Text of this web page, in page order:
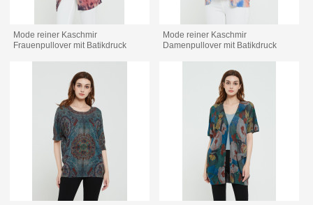
Mode reiner Kaschmir
Frauenpullover mit Batikdruck
Mode reiner Kaschmir
Damenpullover mit Batikdruck